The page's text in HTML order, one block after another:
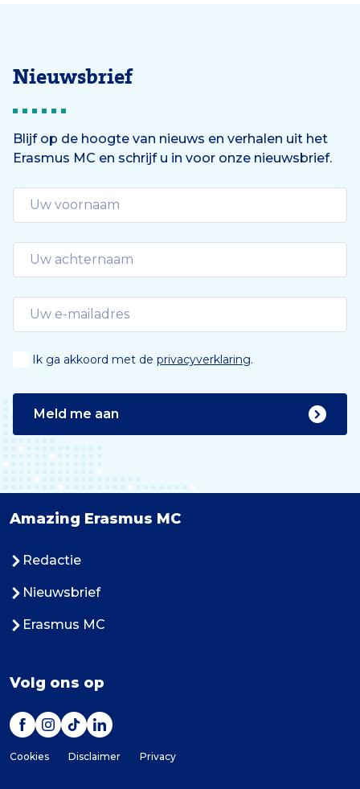
Nieuwsbrief
Blijf op de hoogte van nieuws en verhalen uit het
Erasmus MC en schrijf u in voor onze nieuwsbrief.
Ik ga akkoord met de privacyverklaring.
Meld me aan
Amazing Erasmus MC
Redactie
Nieuwsbrief
Erasmus MC
Volg ons op
Cookies Disclaimer Privacy